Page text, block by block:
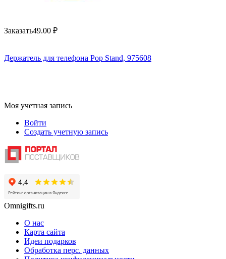
Заказать49.00 ₽
Держатель для телефона Pop Stand, 975608
Моя учетная запись
Войти
Создать учетную запись
Omnigifts.ru
О нас
Карта сайта
Идеи подарков
Обработка перс. данных